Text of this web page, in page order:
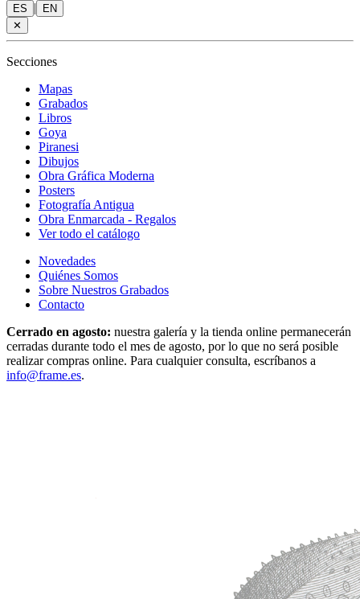
ES |
EN
✕
Secciones
Mapas
Grabados
Libros
Goya
Piranesi
Dibujos
Obra Gráfica Moderna
Posters
Fotografía Antigua
Obra Enmarcada - Regalos
Ver todo el catálogo
Novedades
Quiénes Somos
Sobre Nuestros Grabados
Contacto
Cerrado en agosto: nuestra galería y la tienda online permanecerán
cerradas durante todo el mes de agosto, por lo que no será posible
realizar compras online. Para cualquier consulta, escríbanos a
info@frame.es.